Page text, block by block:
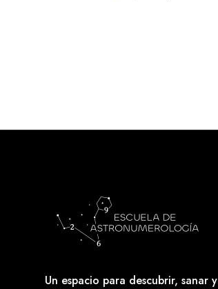
Un espacio para descubrir, sanar y